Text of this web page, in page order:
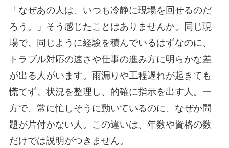
「なぜあの人は、いつも冷静に現場を回せるのだ
ろう。」そう感じたことはありませんか。同じ現
場で、同じように経験を積んでいるはずなのに、
トラブル対応の速さや仕事の進み方に明らかな差
が出る人がいます。雨漏りや工程遅れが起きても
慌てず、状況を整理し、的確に指示を出す人。一
方で、常に忙しそうに動いているのに、なぜか問
題が片付かない人。この違いは、年数や資格の数
だけでは説明がつきません。